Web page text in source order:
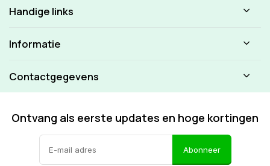
Handige links
Informatie
Contactgegevens
Ontvang als eerste updates en hoge kortingen
Abonneer